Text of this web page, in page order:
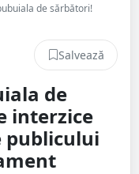
de sărbători!
Salvează
de
interzice
publicului